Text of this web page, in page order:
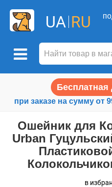
UA RU
Бесплатная
при заказе на сумму от
Ошейник для
Urban
в